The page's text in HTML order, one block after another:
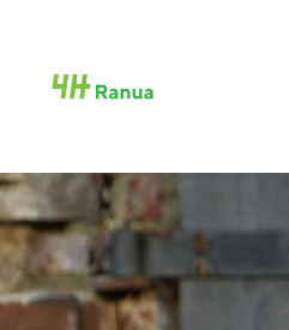
sisältöön
Ranuan 4H-yhdistys